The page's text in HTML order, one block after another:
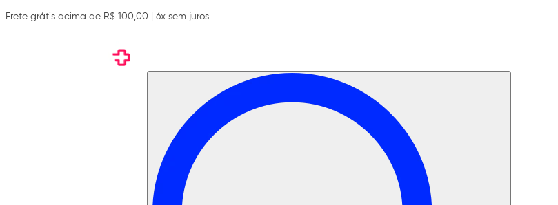
Frete grátis acima de R$ 100,00 | 6x sem juros